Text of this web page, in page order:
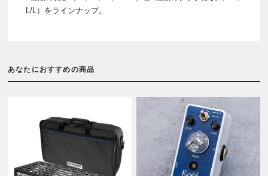
L/L）をラインナップ。
あなたにおすすめの商品